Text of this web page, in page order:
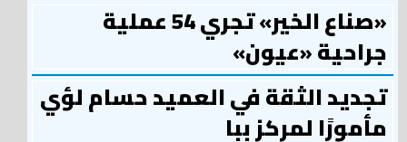
«صناع الخير» تجري 54 عملية
جراحية «عيون»
تجديد الثقة في العميد حسام لؤي
مأمورًا لمركز ببا